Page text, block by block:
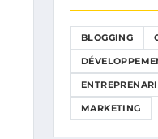
BLOGGING
MARKETING